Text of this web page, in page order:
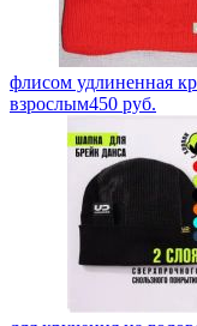
флисом удлиненная
взрослым450 руб.